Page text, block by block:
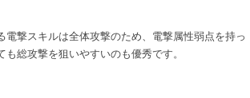
電撃スキルは全体攻撃のため、電撃属性弱点を持っ
総攻撃を狙いやすいのも優秀です。